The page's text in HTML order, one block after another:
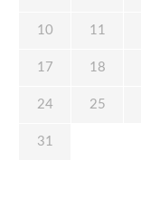
10 11
17 18
24 25
31